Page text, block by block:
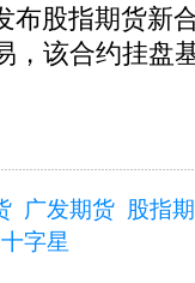
股指期货新
，该合约挂盘
广发期货 股指
十字星